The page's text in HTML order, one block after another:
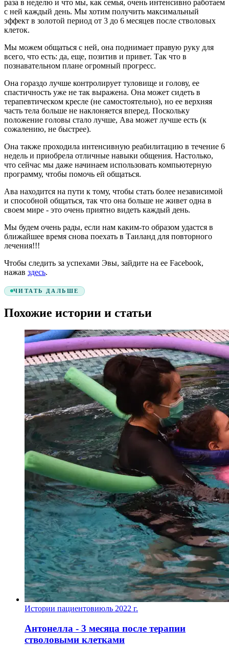
раза в неделю и что мы, как семья, очень интенсивно работаем
с ней каждый день. Мы хотим получить максимальный
эффект в золотой период от 3 до 6 месяцев после стволовых
клеток.
Мы можем общаться с ней, она поднимает правую руку для
всего, что есть: да, еще, позитив и привет. Так что в
познавательном плане огромный прогресс.
Она гораздо лучше контролирует туловище и голову, ее
спастичность уже не так выражена. Она может сидеть в
терапевтическом кресле (не самостоятельно), но ее верхняя
часть тела больше не наклоняется вперед. Поскольку
положение головы стало лучше, Ава может лучше есть (к
сожалению, не быстрее).
Она также проходила интенсивную реабилитацию в течение 6
недель и приобрела отличные навыки общения. Настолько,
что сейчас мы даже начинаем использовать компьютерную
программу, чтобы помочь ей общаться.
Ава находится на пути к тому, чтобы стать более независимой
и способной общаться, так что она больше не живет одна в
своем мире - это очень приятно видеть каждый день.
Мы будем очень рады, если нам каким-то образом удастся в
ближайшее время снова поехать в Таиланд для повторного
лечения!!!
Чтобы следить за успехами Эвы, зайдите на ее Facebook,
нажав здесь.
ЧИТАТЬ ДАЛЬШЕ
Похожие истории и статьи
Истории пациентовиюль 2022 г.
Антонелла - 3 месяца после терапии
стволовыми клетками